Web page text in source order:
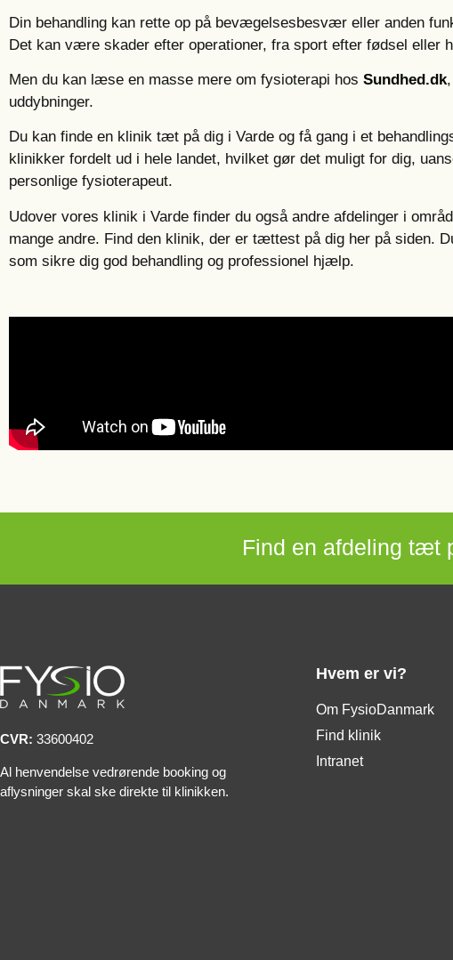
Din behandling kan rette op på bevægelsesbesvær eller anden
Det kan være skader efter operationer, fra sport efter fødsel eller
Men du kan læse en masse mere om fysioterapi hos Sundhed.dk
uddybninger.
Du kan finde en klinik tæt på dig i Varde og få gang i et
klinikker fordelt ud i hele landet, hvilket gør det muligt for dig,
personlige fysioterapeut.
Udover vores klinik i Varde finder du også andre afdelinger i
mange andre. Find den klinik, der er tættest på dig her på siden.
som sikre dig god behandling og professionel hjælp.
Find en afdeling tæt
CVR: 33600402
Al henvendelse vedrørende booking og
aflysninger skal ske direkte til klinikken.
Hvem er vi?
Om FysioDanmark
Find klinik
Intranet